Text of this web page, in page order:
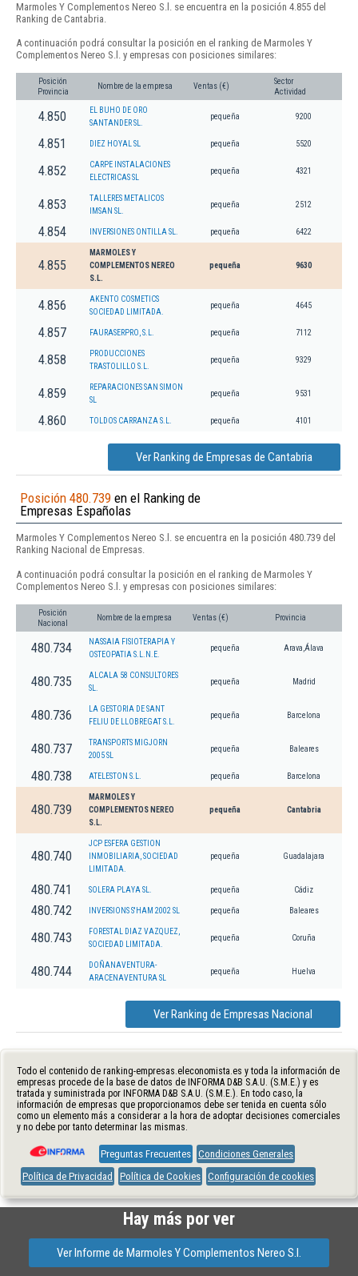
Marmoles Y Complementos Nereo S.l. se encuentra en la posición 4.855 del
Ranking de Cantabria.
A continuación podrá consultar la posición en el ranking de Marmoles Y
Complementos Nereo S.l. y empresas con posiciones similares:
Posición
Provincia
Nombre de la empresa Ventas (€)
Sector
Actividad
4.850
EL BUHO DE ORO
SANTANDER SL.
pequeña 9200
4.851 DIEZ HOYAL SL pequeña 5520
4.852
CARPE INSTALACIONES
ELECTRICAS SL
pequeña 4321
4.853
TALLERES METALICOS
IMSAN SL.
pequeña 2512
4.854 INVERSIONES ONTILLA SL. pequeña 6422
4.855
MARMOLES Y
COMPLEMENTOS NEREO
S.L.
pequeña 9630
4.856
AKENTO COSMETICS
SOCIEDAD LIMITADA.
pequeña 4645
4.857 FAURASERPRO, S.L. pequeña 7112
4.858
PRODUCCIONES
TRASTOLILLO S.L.
pequeña 9329
4.859
REPARACIONES SAN SIMON
SL
pequeña 9531
4.860 TOLDOS CARRANZA S.L. pequeña 4101
Ver Ranking de Empresas de Cantabria
Posición 480.739 en el Ranking de
Empresas Españolas
Marmoles Y Complementos Nereo S.l. se encuentra en la posición 480.739 del
Ranking Nacional de Empresas.
A continuación podrá consultar la posición en el ranking de Marmoles Y
Complementos Nereo S.l. y empresas con posiciones similares:
Posición
Nacional
Nombre de la empresa Ventas (€) Provincia
480.734
NASSAIA FISIOTERAPIA Y
OSTEOPATIA S.L.N.E.
pequeña Arava,Álava
480.735
ALCALA 58 CONSULTORES
SL.
pequeña Madrid
480.736
LA GESTORIA DE SANT
FELIU DE LLOBREGAT S.L.
pequeña Barcelona
480.737
TRANSPORTS MIGJORN
2005 SL
pequeña Baleares
480.738 ATELESTON S.L. pequeña Barcelona
480.739
MARMOLES Y
COMPLEMENTOS NEREO
S.L.
pequeña Cantabria
480.740
JCP ESFERA GESTION
INMOBILIARIA, SOCIEDAD
LIMITADA.
pequeña Guadalajara
480.741 SOLERA PLAYA SL. pequeña Cádiz
480.742 INVERSIONS S'HAM 2002 SL pequeña Baleares
480.743
FORESTAL DIAZ VAZQUEZ,
SOCIEDAD LIMITADA.
pequeña Coruña
480.744
DOÑANAVENTURA-
ARACENAVENTURA SL
pequeña Huelva
Ver Ranking de Empresas Nacional
Todo el contenido de ranking-empresas.eleconomista.es y toda la información de
empresas procede de la base de datos de INFORMA D&B S.A.U. (S.M.E.) y es
tratada y suministrada por INFORMA D&B S.A.U. (S.M.E.). En todo caso, la
información de empresas que proporcionamos debe ser tenida en cuenta sólo
como un elemento más a considerar a la hora de adoptar decisiones comerciales
y no debe por tanto determinar las mismas.
Preguntas Frecuentes Condiciones Generales
Política de Privacidad
Política de Cookies Configuración de cookies
Hay más por ver
Ver Informe de Marmoles Y Complementos Nereo S.l.